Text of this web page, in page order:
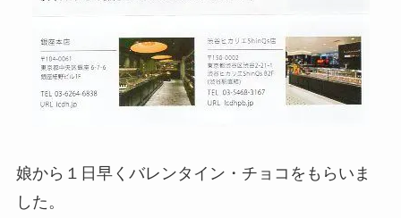
娘から１日早くバレンタイン・チョコをもらいま
した。